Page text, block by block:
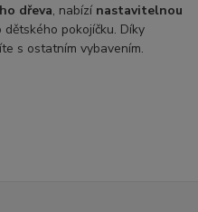
dřeva, nabízí nastavitelnou
pokojíčku. Díky
s ostatním vybavením.